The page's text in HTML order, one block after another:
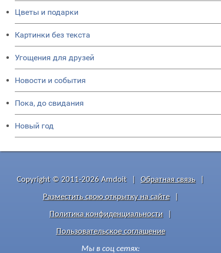
Цветы и подарки
Картинки без текста
Угощения для друзей
Новости и события
Пока, до свидания
Новый год
Copyright © 2011-2026 Amdoit Обратная связь
Разместить свою открытку на сайте
Политика конфиденциальности
Пользовательское соглашение
Мы в соц сетях: